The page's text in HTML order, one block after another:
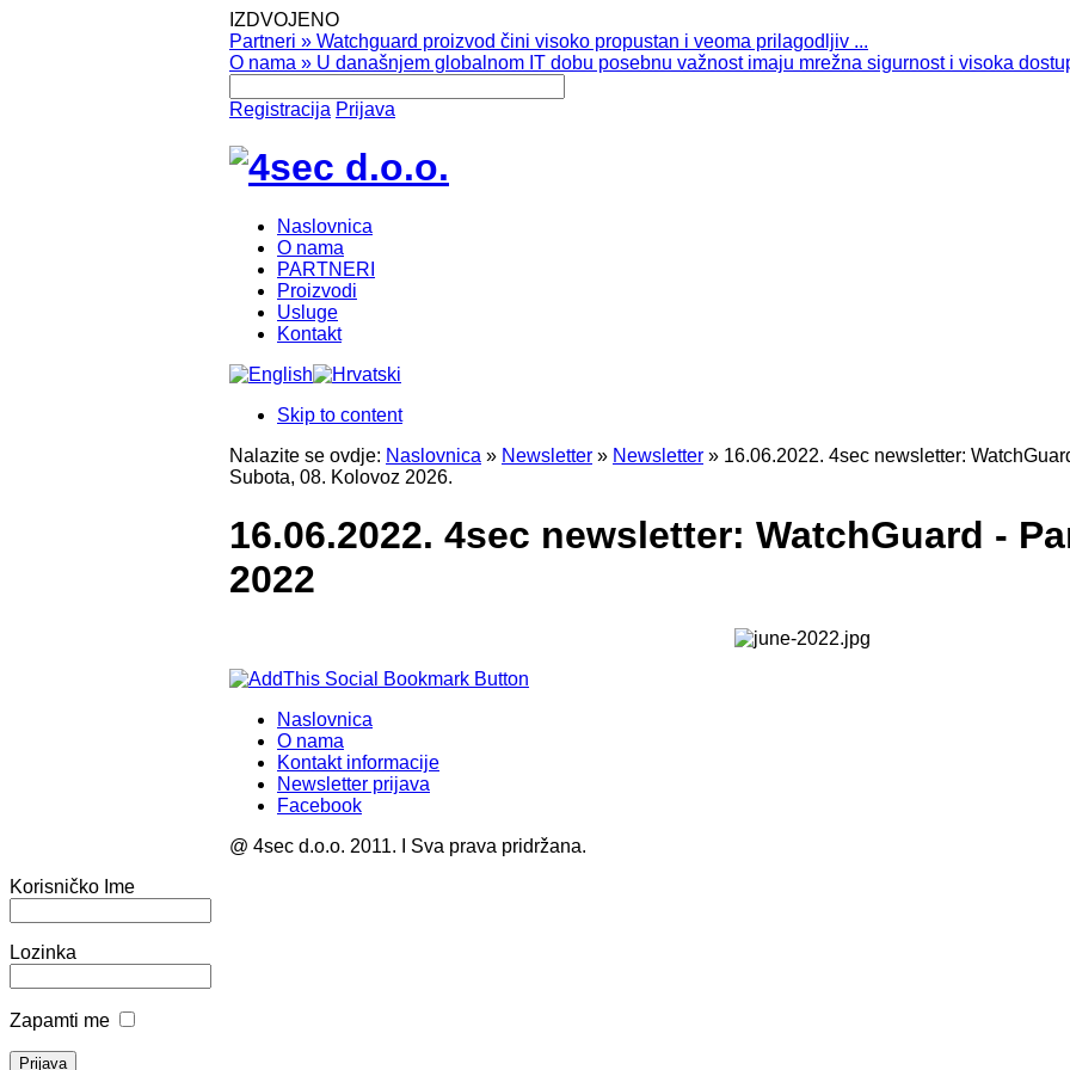
IZDVOJENO
Partneri » Watchguard proizvod čini visoko propustan i veoma prilagodljiv ...
O nama » U današnjem globalnom IT dobu posebnu važnost imaju mrežna sigurnost i visoka
Registracija Prijava
Naslovnica
O nama
PARTNERI
Proizvodi
Usluge
Kontakt
Skip to content
Nalazite se ovdje: Naslovnica » Newsletter » Newsletter » 16.06.2022. 4sec newsletter:
Subota, 08. Kolovoz 2026.
16.06.2022. 4sec newsletter: WatchGuard -
2022
Naslovnica
O nama
Kontakt informacije
Newsletter prijava
Facebook
@ 4sec d.o.o. 2011. I Sva prava pridržana.
Korisničko Ime
Lozinka
Zapamti me